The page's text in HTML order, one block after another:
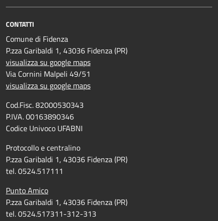
CONTATTI
Comune di Fidenza
P.zza Garibaldi 1, 43036 Fidenza (PR)
visualizza su google maps
Via Cornini Malpeli 49/51
visualizza su google maps
Cod.Fisc. 82000530343
P.IVA. 00163890346
Codice Univoco UFABNI
Protocollo e centralino
P.zza Garibaldi 1, 43036 Fidenza (PR)
tel. 0524.517111
Punto Amico
P.zza Garibaldi 1, 43036 Fidenza (PR)
tel. 0524.517311-312-313